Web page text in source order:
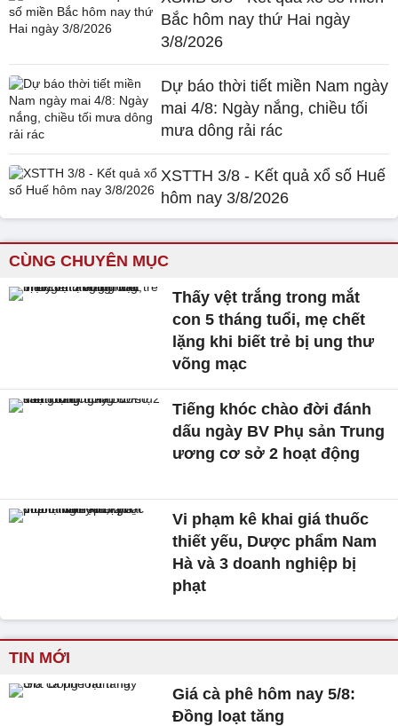
Bắc hôm nay thứ Hai ngày
3/8/2026
Dự báo thời tiết miền Nam ngày
mai 4/8: Ngày nắng, chiều tối
mưa dông rải rác
XSTTH 3/8 - Kết quả xổ số Huế
hôm nay 3/8/2026
CÙNG CHUYÊN MỤC
Thấy vệt trắng trong mắt
con 5 tháng tuổi, mẹ chết
lặng khi biết trẻ bị ung thư
võng mạc
Tiếng khóc chào đời đánh
dấu ngày BV Phụ sản Trung
ương cơ sở 2 hoạt động
Vi phạm kê khai giá thuốc
thiết yếu, Dược phẩm Nam
Hà và 3 doanh nghiệp bị
phạt
TIN MỚI
Giá cà phê hôm nay 5/8:
Đồng loạt tăng